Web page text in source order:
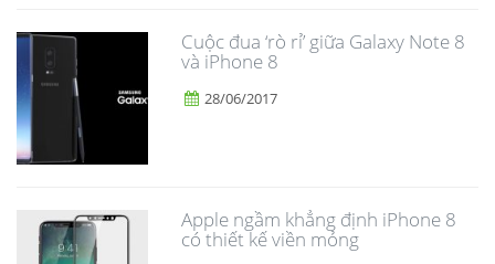
​Cuộc đua ‘rò rỉ’ giữa Galaxy Note 8
và iPhone 8
28/06/2017
Apple ngầm khẳng định iPhone 8
có thiết kế viền mỏng